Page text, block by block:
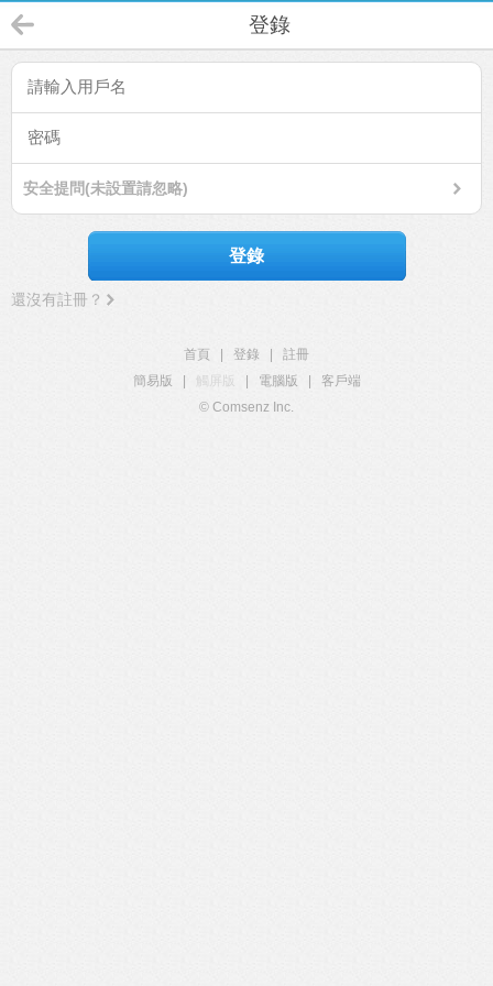
登錄
安全提問(未設置請忽略)
登錄
還沒有註冊？
首頁 登錄
註冊
簡易版
觸屏版 電腦版
客戶端
© Comsenz Inc.